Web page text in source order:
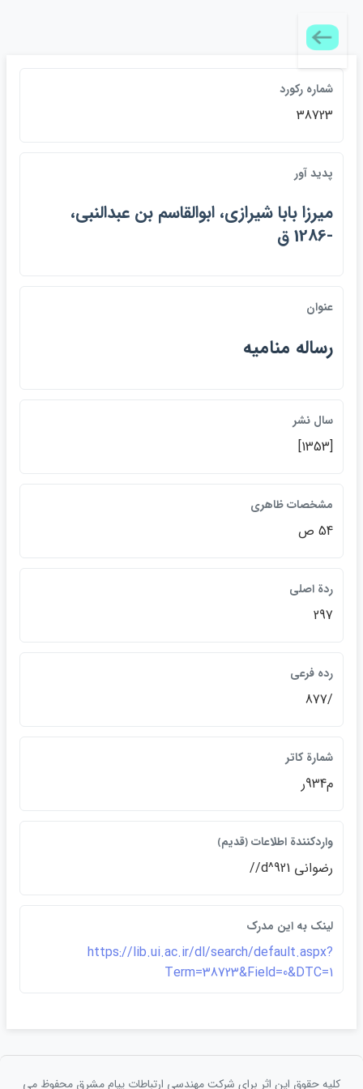
شماره ركورد
38723
پديد آور
ميرزا بابا شيرازي، ابوالقاسم بن عبدالنبي،
-1286 ق
عنوان
رساله مناميه
سال نشر
[1353]
مشخصات ظاهري
54 ص
ردة اصلي
297
رده فرعي
/877
شمارة كاتر
م934ر
واردكنندة اطلاعات ﴿قديم﴾
رضواني 921^d//
لينک به اين مدرک
https://lib.ui.ac.ir/dl/search/default.aspx?
Term=38723&Field=0&DTC=1
کلیه حقوق این اثر برای شرکت مهندسی ارتباطات پيام مشرق محفوظ می